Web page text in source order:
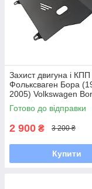
Захист двигуна і КПП
Фольксваген Бора
2005) Volkswagen
Готово до відправки
2 900 ₴ 3 200 ₴
Купити